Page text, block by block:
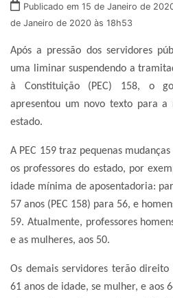
Publicado em 15 de Janeiro de
de Janeiro de 2020 às 18h53
Após a pressão dos servidores
uma liminar suspendendo a
à Constituição (PEC) 158, o
apresentou um novo texto para a
estado.
A PEC 159 traz pequenas
os professores do estado, por
idade mínima de aposentadoria:
57 anos (PEC 158) para 56, e
59. Atualmente, professores
e as mulheres, aos 50.
Os demais servidores terão
61 anos de idade, se mulher, e aos